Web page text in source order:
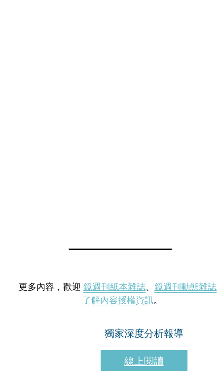
更多內容，歡迎 鏡週刊紙本雜誌、 鏡週刊動態雜誌
了解內容授權資訊。
獨家深度分析報導
線上閱讀